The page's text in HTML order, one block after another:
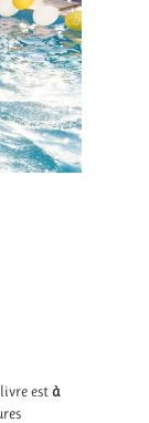
livre està